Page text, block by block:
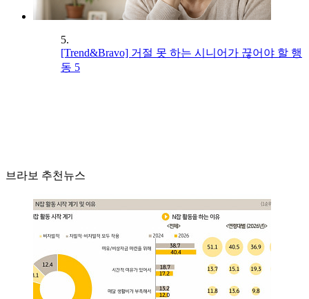
5.
[Trend&Bravo] 거절 못 하는 시니어가 끊어야 할 행
동 5
브라보 추천뉴스